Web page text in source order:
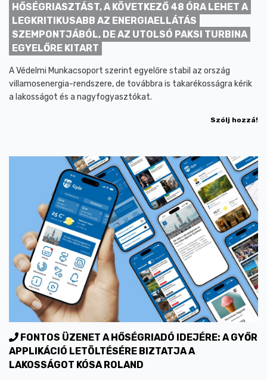
HŐSÉGRIASZTÁST, A KÖVETKEZŐ 48 ÓRA LEHET A
LEGKRITIKUSABB AZ ENERGIAELLÁTÁS
SZEMPONTJÁBÓL, DE AZ UTOLSÓ PAKSI TURBINA
EGYELŐRE KITART
A Védelmi Munkacsoport szerint egyelőre stabil az ország
villamosenergia-rendszere, de továbbra is takarékosságra kérik
a lakosságot és a nagyfogyasztókat.
Szólj hozzá!
FONTOS ÜZENET A HŐSÉGRIADÓ IDEJÉRE: A GYŐR
APPLIKÁCIÓ LETÖLTÉSÉRE BIZTATJA A
LAKOSSÁGOT KÓSA ROLAND